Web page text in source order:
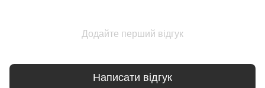
Додайте перший відгук
Написати відгук